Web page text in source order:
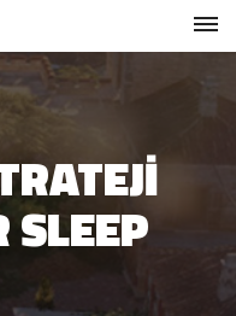
SLEEP